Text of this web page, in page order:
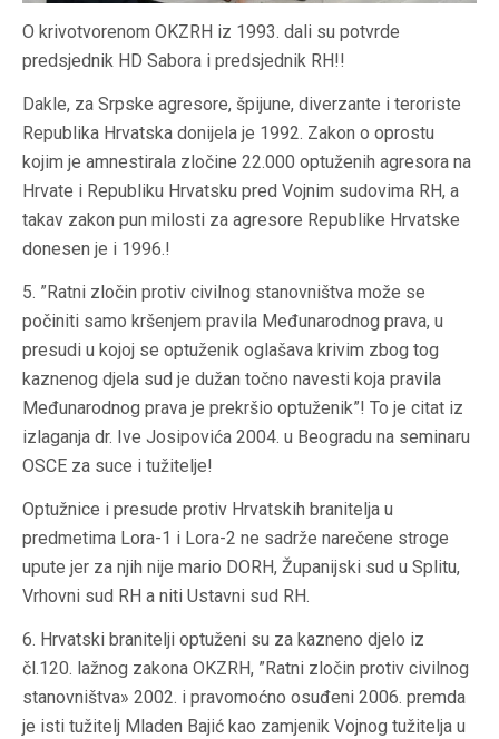
O krivotvorenom OKZRH iz 1993. dali su potvrde
predsjednik HD Sabora i predsjednik RH!!
Dakle, za Srpske agresore, špijune, diverzante i teroriste
Republika Hrvatska donijela je 1992. Zakon o oprostu
kojim je amnestirala zločine 22.000 optuženih agresora na
Hrvate i Republiku Hrvatsku pred Vojnim sudovima RH, a
takav zakon pun milosti za agresore Republike Hrvatske
donesen je i 1996.!
5. ”Ratni zločin protiv civilnog stanovništva može se
počiniti samo kršenjem pravila Međunarodnog prava, u
presudi u kojoj se optuženik oglašava krivim zbog tog
kaznenog djela sud je dužan točno navesti koja pravila
Međunarodnog prava je prekršio optuženik”! To je citat iz
izlaganja dr. Ive Josipovića 2004. u Beogradu na seminaru
OSCE za suce i tužitelje!
Optužnice i presude protiv Hrvatskih branitelja u
predmetima Lora-1 i Lora-2 ne sadrže narečene stroge
upute jer za njih nije mario DORH, Županijski sud u Splitu,
Vrhovni sud RH a niti Ustavni sud RH.
6. Hrvatski branitelji optuženi su za kazneno djelo iz
čl.120. lažnog zakona OKZRH, ”Ratni zločin protiv civilnog
stanovništva» 2002. i pravomoćno osuđeni 2006. premda
je isti tužitelj Mladen Bajić kao zamjenik Vojnog tužitelja u